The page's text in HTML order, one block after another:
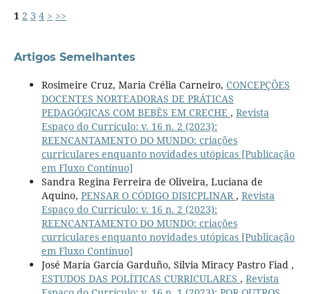
1 2 3 4 > >>
Artigos Semelhantes
Rosimeire Cruz, Maria Crélia Carneiro, CONCEPÇÕES
DOCENTES NORTEADORAS DE PRÁTICAS
PEDAGÓGICAS COM BEBÊS EM CRECHE , Revista
Espaço do Currículo: v. 16 n. 2 (2023):
REENCANTAMENTO DO MUNDO: criações
curriculares enquanto novidades utópicas [Publicação
em Fluxo Contínuo]
Sandra Regina Ferreira de Oliveira, Luciana de
Aquino, PENSAR O CÓDIGO DISICPLINAR, Revista
Espaço do Currículo: v. 16 n. 2 (2023):
REENCANTAMENTO DO MUNDO: criações
curriculares enquanto novidades utópicas [Publicação
em Fluxo Contínuo]
José María García Garduño, Silvia Miracy Pastro Fiad ,
ESTUDOS DAS POLÍTICAS CURRICULARES , Revista